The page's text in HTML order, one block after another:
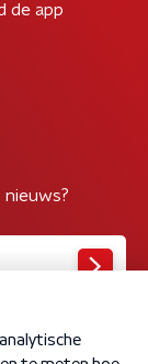
de app